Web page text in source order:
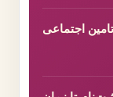
اجتماعی